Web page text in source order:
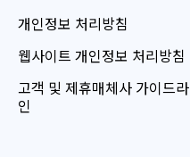
개인정보 처리방침
웹사이트 개인정보 처리방침
고객 및 제휴매체사 가이드라
인